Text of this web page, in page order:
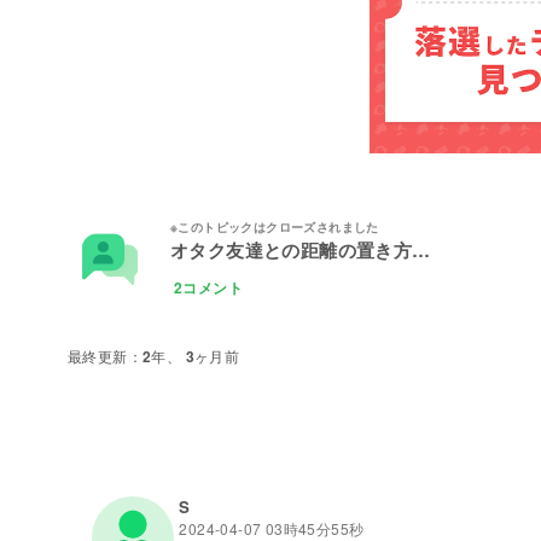
オタク友達との距離の置き方…
2コメント
2年、 3ヶ月前
S
2024-04-07 03時45分55秒